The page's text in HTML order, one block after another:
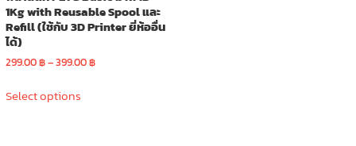
1Kg with Reusable Spool และ
Refill (ใช้กับ 3D Printer ยี่ห้ออื่น
ได้)
299.00฿–399.00฿Price
Select optionsproduct